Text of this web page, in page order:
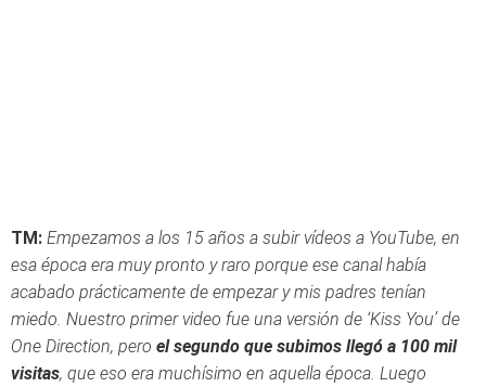
TM: Empezamos a los 15 años a subir vídeos a YouTube, en
esa época era muy pronto y raro porque ese canal había
acabado prácticamente de empezar y mis padres tenían
miedo. Nuestro primer video fue una versión de ‘Kiss You’ de
One Direction, pero el segundo que subimos llegó a 100 mil
visitas, que eso era muchísimo en aquella época. Luego